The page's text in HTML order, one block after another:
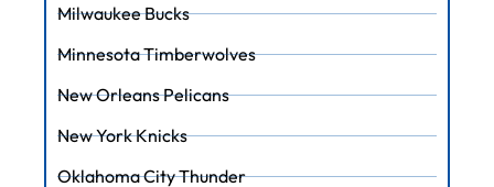
Milwaukee Bucks
Minnesota Timberwolves
New Orleans Pelicans
New York Knicks
Oklahoma City Thunder